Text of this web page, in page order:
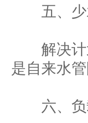
五、少
解决计划
是自来水
六、负